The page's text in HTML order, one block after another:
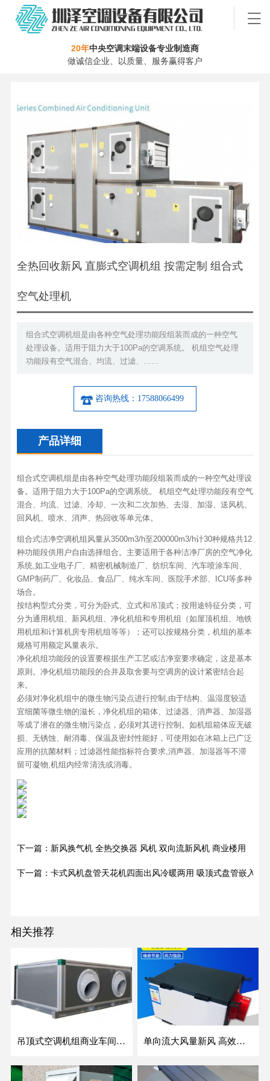
20年中央空调末端设备专业制造商
做诚信企业、以质量、服务赢得客户
全热回收新风 直膨式空调机组 按需定制 组合式
空气处理机
组合式空调机组是由各种空气处理功能段组装而成的一种空气
处理设备。适用于阻力大于100Pa的空调系统。 机组空气处理
功能段有空气混合、均流、过滤、……
咨询热线：17588066499
产品详细
组合式空调机组是由各种空气处理功能段组装而成的一种空气处理设
备。适用于阻力大于100Pa的空调系统。 机组空气处理功能段有空气
混合、均流、过滤、冷却、一次和二次加热、去湿、加湿、送风机、
回风机、喷水、消声、热回收等单元体。
组合式洁净空调机组风量从3500m3/h至200000m3/h计30种规格共12
种功能段供用户自由选择组合。主要适用于各种洁净厂房的空气净化
系统,如工业电子厂、精密机械制造厂、纺织车间、汽车喷涂车间、
GMP制药厂、化妆品、食品厂、纯水车间、医院手术部、ICU等多种
场合。
按结构型式分类，可分为卧式、立式和吊顶式；按用途特征分类，可
分为通用机组、新风机组、净化机组和专用机组（如屋顶机组、地铁
用机组和计算机房专用机组等等）；还可以按规格分类，机组的基本
规格可用额定风量表示。
净化机组功能段的设置要根据生产工艺或洁净室要求确定，这是基本
原则。净化机组功能段的合并及取舍要与空调房的设计紧密结合起
来。
必须对净化机组中的微生物污染点进行控制,由于结构、温湿度较适
宜细菌等微生物的滋长，净化机组的箱体、过滤器、消声器、加湿器
等成了潜在的微生物污染点，必须对其进行控制。如机组箱体应无破
损、无锈蚀、耐消毒、保温及密封性能好，可使用如在冰箱上已广泛
应用的抗菌材料；过滤器性能指标符合要求,消声器、加湿器等不滞
留可凝物,机组内经常清洗或消毒。
下一篇：新风换气机 全热交换器 风机 双向流新风机 商业楼用
下一篇：卡式风机盘管天花机四面出风冷暖两用 吸顶式盘管嵌入式
相关推荐
吊顶式空调机组商业车间防爆新风空调器射流冷暖机组 单向流大风量新风 高效除霾全热交换新风机空气净化